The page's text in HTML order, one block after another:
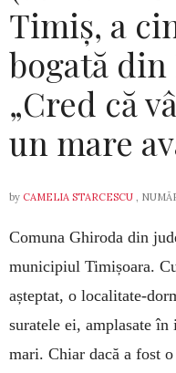
Timiș, a
bogată din
„Cred că
un mare
by CAMELIA STARCESCU ,
Comuna Ghiroda din
municipiul Timișoara.
așteptat, o localitate-
suratele ei, amplasate
mari. Chiar dacă a fost